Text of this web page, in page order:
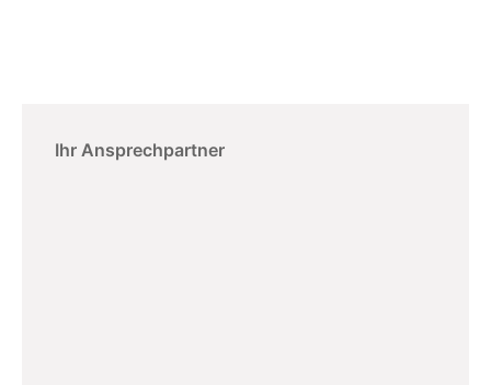
Ihr Ansprechpartner